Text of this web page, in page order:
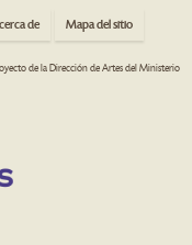
de Mapa del sitio
de la Dirección de Artes del Ministerio